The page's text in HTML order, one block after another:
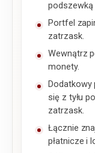
Portfel
zatrzask.
Wewnątrz
monety.
Dodatkowy
się z tyłu
zatrzask.
Łącznie
płatnicze i